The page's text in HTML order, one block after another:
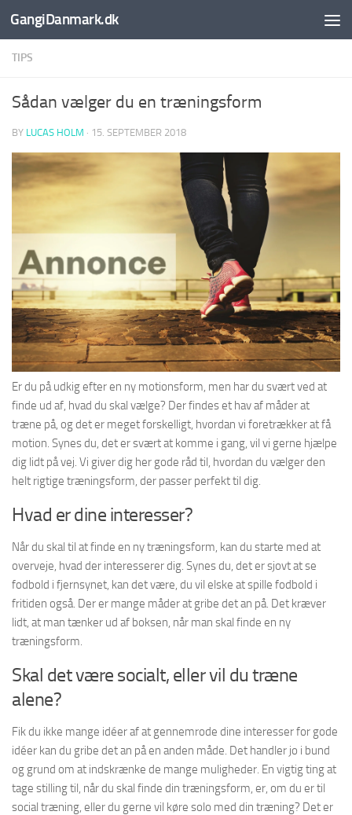
Skip to content
GangiDanmark.dk
TIPS
Sådan vælger du en træningsform
BY LUCAS HOLM · 15. SEPTEMBER 2018
Er du på udkig efter en ny motionsform, men har du svært ved at
finde ud af, hvad du skal vælge? Der findes et hav af måder at
træne på, og det er meget forskelligt, hvordan vi foretrækker at få
motion. Synes du, det er svært at komme i gang, vil vi gerne hjælpe
dig lidt på vej. Vi giver dig her gode råd til, hvordan du vælger den
helt rigtige træningsform, der passer perfekt til dig.
Hvad er dine interesser?
Når du skal til at finde en ny træningsform, kan du starte med at
overveje, hvad der interesserer dig. Synes du, det er sjovt at se
fodbold i fjernsynet, kan det være, du vil elske at spille fodbold i
fritiden også. Der er mange måder at gribe det an på. Det kræver
lidt, at man tænker ud af boksen, når man skal finde en ny
træningsform.
Skal det være socialt, eller vil du træne
alene?
Fik du ikke mange idéer af at gennemrode dine interesser for gode
idéer kan du gribe det an på en anden måde. Det handler jo i bund
og grund om at indskrænke de mange muligheder. En vigtig ting at
tage stilling til, når du skal finde din træningsform, er, om du er til
social træning, eller du gerne vil køre solo med din træning? Det er